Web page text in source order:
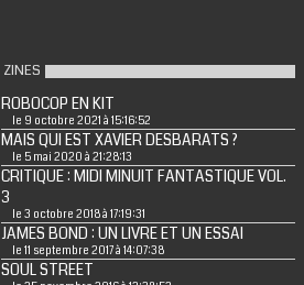
ZINES
ROBOCOP EN KIT
le 9 octobre 2021 à 15:16:52
MAIS QUI EST XAVIER DESBARATS ?
le 5 mai 2020 à 21:28:13
CRITIQUE : MIDI MINUIT FANTASTIQUE VOL.
3
le 3 octobre 2018 à 17:19:31
JAMES BOND : UN LIVRE ET UN ESSAI
le 11 septembre 2017 à 14:07:38
SOUL STREET